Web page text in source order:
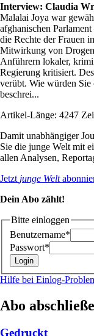
Interview: Claudia
Malalai Joya war
afghanischen
die Rechte der Frauen
Mitwirkung von
Anführern lokaler,
Regierung kritisiert.
verübt. Wie würden
beschrei...
Artikel-Länge: 4247
Damit unabhängiger
Sie die junge Welt mit
allen Analysen,
Jetzt junge Welt
Dein Abo zählt!
Bitte einloggen
Benutzername*
Passwort*
Hilfe bei Einlog-
Abo
Gedruckt